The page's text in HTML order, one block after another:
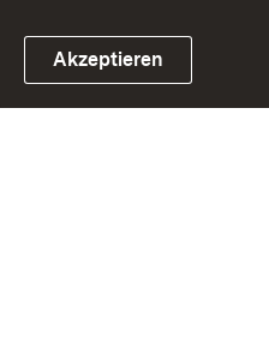
Link zum Landesportal
Akzeptieren